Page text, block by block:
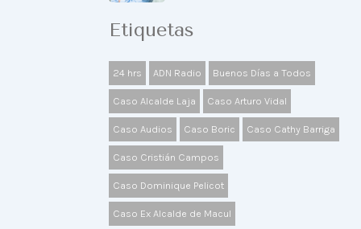
Etiquetas
24 hrs ADN Radio Buenos Días a Todos
Caso Alcalde Laja Caso Arturo Vidal
Caso Audios Caso Boric Caso Cathy Barriga
Caso Cristián Campos
Caso Dominique Pelicot
Caso Ex Alcalde de Macul